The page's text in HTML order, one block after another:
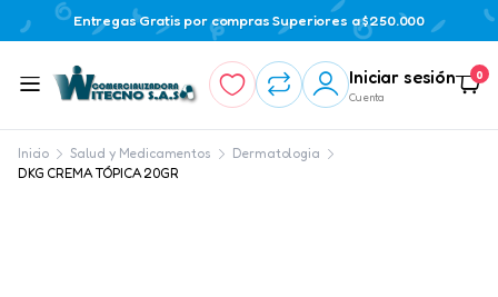
Entregas Gratis por compras Superiores a $250.000
Iniciar sesión
Cuenta
0
Inicio Salud y Medicamentos
Dermatologia
DKG CREMA TÓPICA 20GR